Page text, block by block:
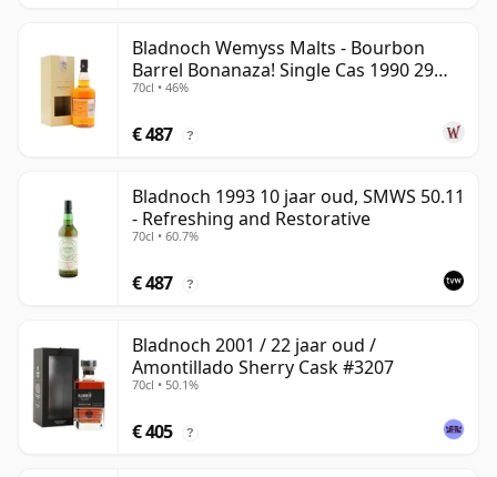
Bladnoch Wemyss Malts - Bourbon
Barrel Bonanaza! Single Cas 1990 29
jaar oud
70cl • 46%
€ 487 ?
Bladnoch 1993 10 jaar oud, SMWS 50.11
- Refreshing and Restorative
70cl • 60.7%
€ 487 ?
Bladnoch 2001 / 22 jaar oud /
Amontillado Sherry Cask #3207
70cl • 50.1%
€ 405 ?